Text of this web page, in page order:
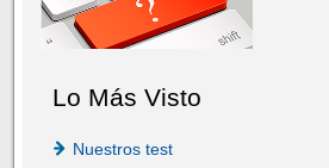
Lo Más Visto
Nuestros test